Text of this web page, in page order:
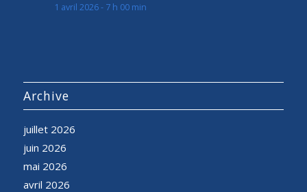
1 avril 2026 - 7 h 00 min
Archive
juillet 2026
juin 2026
mai 2026
avril 2026